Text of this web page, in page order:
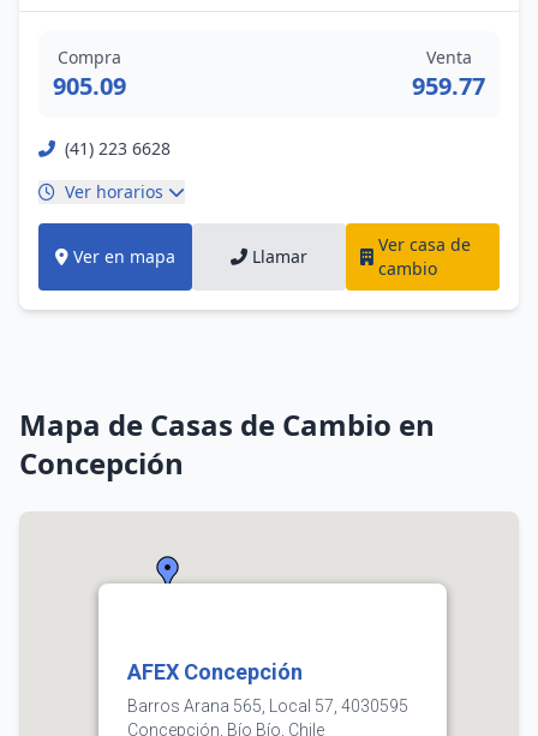
Compra
905.09
Venta
959.77
(41) 223 6628
Ver horarios
Ver en mapa Llamar
Ver casa de
cambio
Mapa de Casas de Cambio en
Concepción
AFEX Concepción
Barros Arana 565, Local 57, 4030595
Concepción, Bío Bío, Chile